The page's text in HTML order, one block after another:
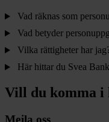
Vad räknas som
Vad betyder
Vilka rättigheter har
Här hittar du Svea
Vill du komma i
Mejla oss